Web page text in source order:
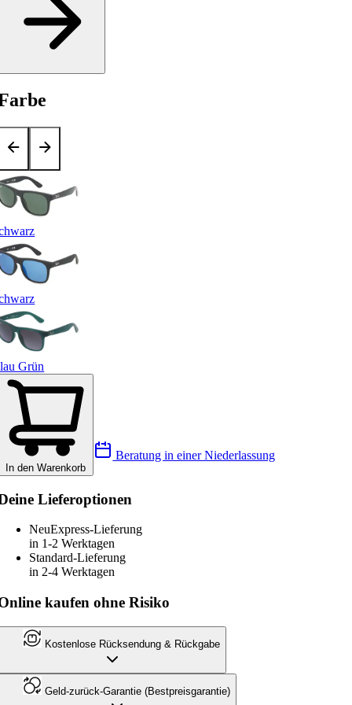
Grün
In den Warenkorb
Beratung in einer Niederlassung
Lieferoptionen
NeuExpress-Lieferung
in 1-2 Werktagen
Standard-Lieferung
in 2-4 Werktagen
kaufen ohne Risiko
Kostenlose Rücksendung & Rückgabe
Geld-zurück-Garantie (Bestpreisgarantie)